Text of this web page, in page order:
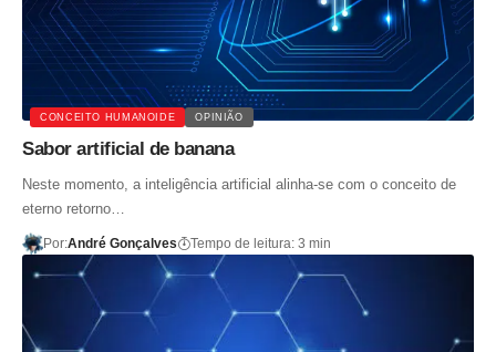
CONCEITO HUMANOIDE OPINIÃO
Sabor artificial de banana
Neste momento, a inteligência artificial alinha-se com o conceito de
eterno retorno…
Por:André Gonçalves Tempo de leitura: 3 min